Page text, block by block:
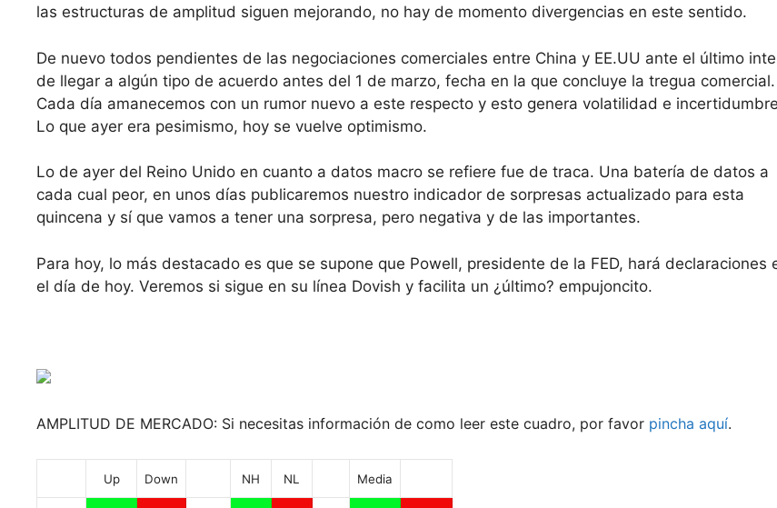
las estructuras de amplitud siguen mejorando, no hay de momento divergencias en este sentido.
De nuevo todos pendientes de las negociaciones comerciales entre China y EE.UU ante el último
de llegar a algún tipo de acuerdo antes del 1 de marzo, fecha en la que concluye la tregua comercial.
Cada día amanecemos con un rumor nuevo a este respecto y esto genera volatilidad e
Lo que ayer era pesimismo, hoy se vuelve optimismo.
Lo de ayer del Reino Unido en cuanto a datos macro se refiere fue de traca. Una batería de datos a
cada cual peor, en unos días publicaremos nuestro indicador de sorpresas actualizado para esta
quincena y sí que vamos a tener una sorpresa, pero negativa y de las importantes.
Para hoy, lo más destacado es que se supone que Powell, presidente de la FED, hará declaraciones
el día de hoy. Veremos si sigue en su línea Dovish y facilita un ¿último? empujoncito.
AMPLITUD DE MERCADO: Si necesitas información de como leer este cuadro, por favor pincha aquí.
Up Down NH NL Media